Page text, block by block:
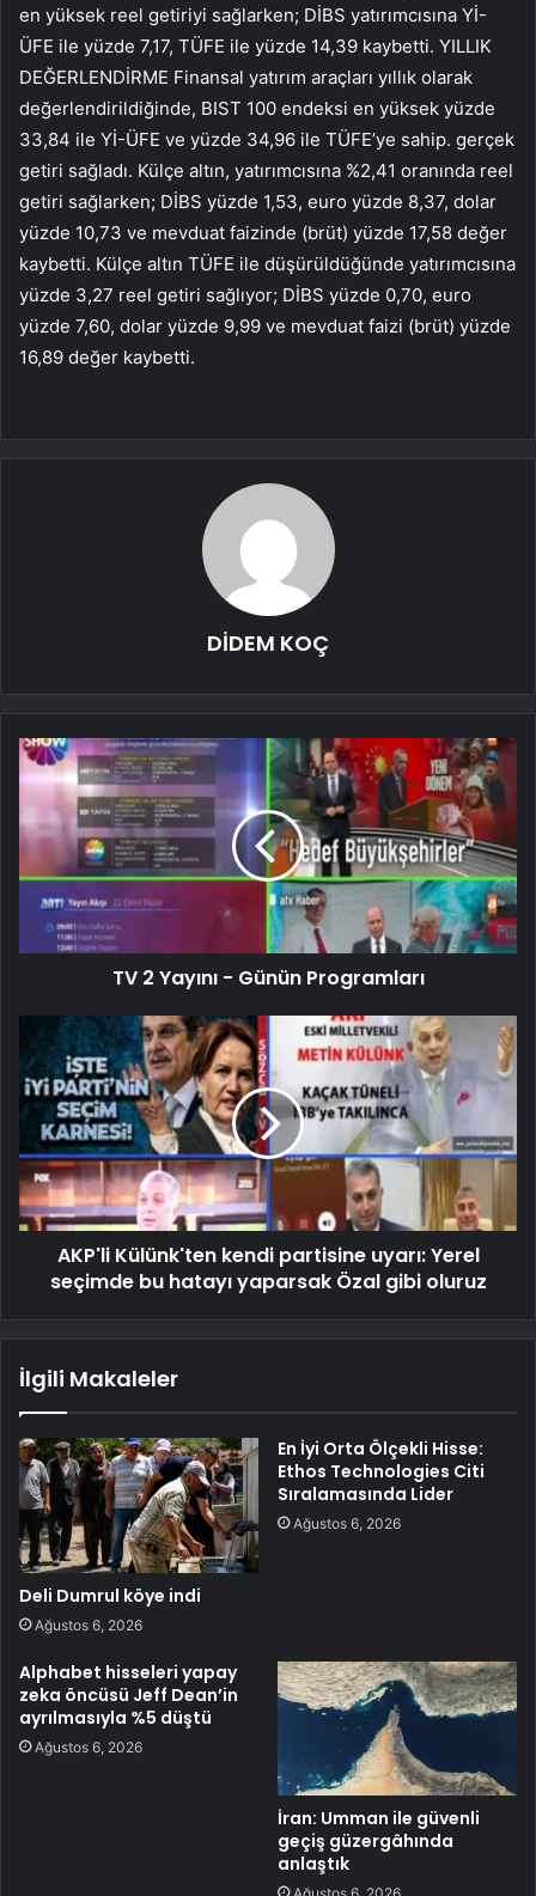
en yüksek reel getiriyi sağlarken; DİBS yatırımcısına Yİ-
ÜFE ile yüzde 7,17, TÜFE ile yüzde 14,39 kaybetti. YILLIK
DEĞERLENDİRME Finansal yatırım araçları yıllık olarak
değerlendirildiğinde, BIST 100 endeksi en yüksek yüzde
33,84 ile Yİ-ÜFE ve yüzde 34,96 ile TÜFE’ye sahip. gerçek
getiri sağladı. Külçe altın, yatırımcısına %2,41 oranında reel
getiri sağlarken; DİBS yüzde 1,53, euro yüzde 8,37, dolar
yüzde 10,73 ve mevduat faizinde (brüt) yüzde 17,58 değer
kaybetti. Külçe altın TÜFE ile düşürüldüğünde yatırımcısına
yüzde 3,27 reel getiri sağlıyor; DİBS yüzde 0,70, euro
yüzde 7,60, dolar yüzde 9,99 ve mevduat faizi (brüt) yüzde
16,89 değer kaybetti.
DİDEM KOÇ
TV 2 Yayını - Günün Programları
AKP'li Külünk'ten kendi partisine uyarı: Yerel
seçimde bu hatayı yaparsak Özal gibi oluruz
İlgili Makaleler
Deli Dumrul köye indi
Ağustos 6, 2026
En İyi Orta Ölçekli Hisse:
Ethos Technologies Citi
Sıralamasında Lider
Ağustos 6, 2026
Alphabet hisseleri yapay
zeka öncüsü Jeff Dean’in
ayrılmasıyla %5 düştü
Ağustos 6, 2026
İran: Umman ile güvenli
geçiş güzergâhında
anlaştık